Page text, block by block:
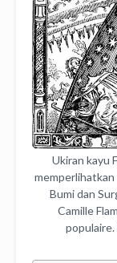
Ukiran kayu
Bumi dan
Camille